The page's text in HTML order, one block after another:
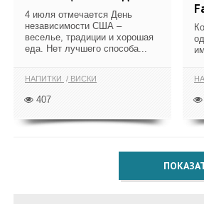
4 июля отмечается День
независимости США –
веселье, традиции и хорошая
еда. Нет лучшего способа...
НАПИТКИ ВИСКИ
407